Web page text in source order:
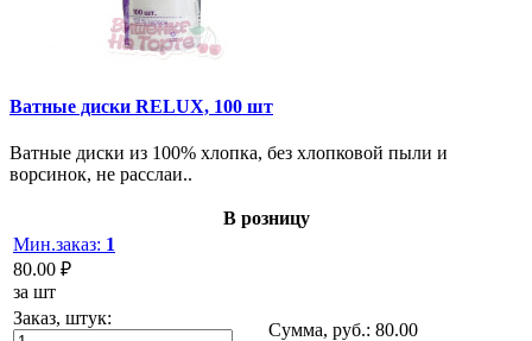
Ватные диски RELUX, 100 шт
Ватные диски из 100% хлопка, без хлопковой пыли и
ворсинок, не расслаи..
В розницу
Мин.заказ: 1
80.00 ₽
за шт
Заказ, штук:
Сумма, руб.: 80.00